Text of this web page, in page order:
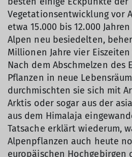
Vegetationsentwicklung vor
etwa 15.000 bis 12.000
Alpen neu besiedelten,
Millionen Jahre vier
Nach dem Abschmelzen des
Pflanzen in neue
durchmischten sie sich mit
Arktis oder sogar aus der
aus dem Himalaja
Tatsache erklärt wiederum,
Alpenpflanzen auch heute
europäischen Hochgebirgen